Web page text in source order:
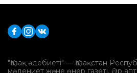
"Қазақ әдебиеті" — Қазақстан
мәдениет және өнер газеті. Әр